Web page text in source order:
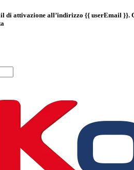
di attivazione all’indirizzo {{ userEmail }}.